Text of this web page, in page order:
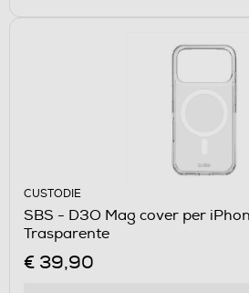
CUSTODIE
SBS - D3O Mag cover per
Trasparente
€ 39,90